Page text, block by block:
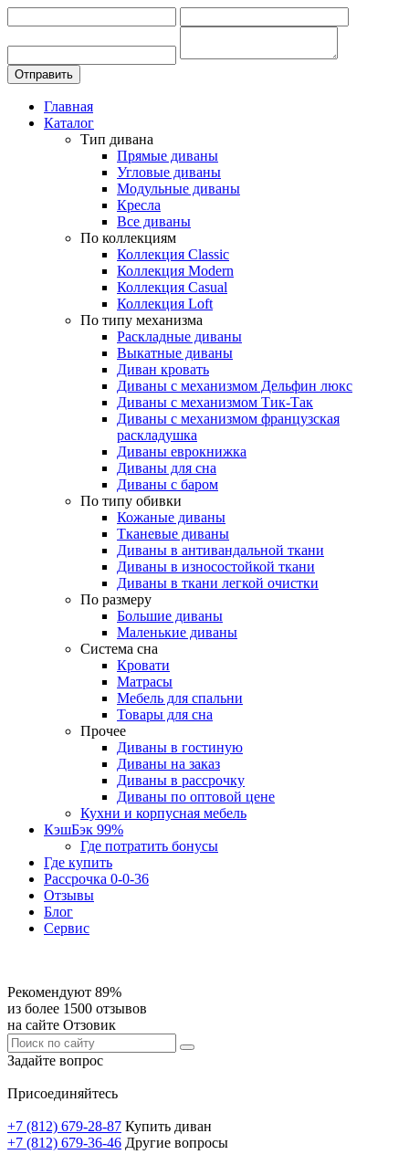
Главная
Каталог
Тип дивана
Прямые диваны
Угловые диваны
Модульные диваны
Кресла
Все диваны
По коллекциям
Коллекция Classic
Коллекция Modern
Коллекция Casual
Коллекция Loft
По типу механизма
Раскладные диваны
Выкатные диваны
Диван кровать
Диваны с механизмом Дельфин люкс
Диваны с механизмом Тик-Так
Диваны с механизмом французская
раскладушка
Диваны еврокнижка
Диваны для сна
Диваны с баром
По типу обивки
Кожаные диваны
Тканевые диваны
Диваны в антивандальной ткани
Диваны в износостойкой ткани
Диваны в ткани легкой очистки
По размеру
Большие диваны
Маленькие диваны
Система сна
Кровати
Матрасы
Мебель для спальни
Товары для сна
Прочее
Диваны в гостиную
Диваны на заказ
Диваны в рассрочку
Диваны по оптовой цене
Кухни и корпусная мебель
КэшБэк 99%
Где потратить бонусы
Где купить
Рассрочка 0-0-36
Отзывы
Блог
Сервис
Рекомендуют 89%
из более 1500 отзывов
на сайте Отзовик
Задайте вопрос
Присоединяйтесь
+7 (812) 679-28-87 Купить диван
+7 (812) 679-36-46 Другие вопросы